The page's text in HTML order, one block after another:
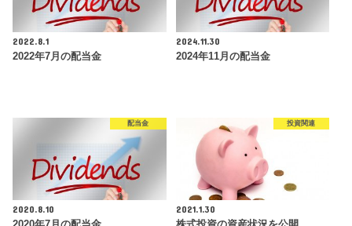
2022.8.1
2022年7月の配当金
2024.11.30
2024年11月の配当金
配当金
2020.8.10
投資関連
2021.1.30